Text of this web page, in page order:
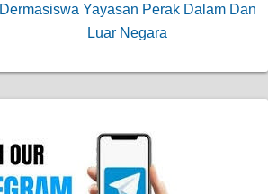
Dermasiswa Yayasan Perak Dalam Dan
Luar Negara